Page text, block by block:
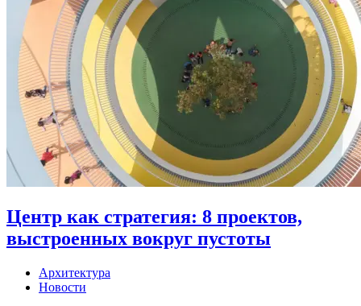
Центр как стратегия: 8 проектов,
выстроенных вокруг пустоты
Архитектура
Новости